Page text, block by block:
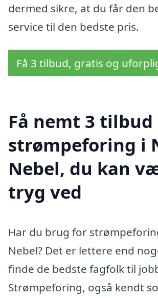
dermed sikre, at du får den
service til den bedste pris.
Få 3 tilbud, gratis og
Få nemt 3 tilbud
strømpeforing i
Nebel, du kan
tryg ved
Har du brug for
Nebel? Det er lettere end
finde de bedste fagfolk til
Strømpeforing, også kendt